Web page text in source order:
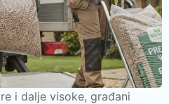
i dalje visoke, građani